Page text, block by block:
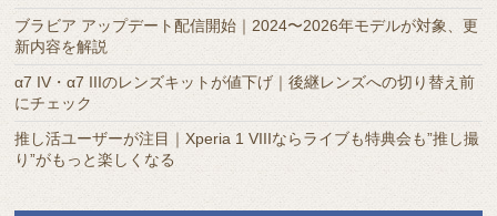
ブラビア アップデート配信開始｜2024〜2026年モデルが対象、更
新内容を解説
α7 IV・α7 IIIのレンズキットが値下げ｜後継レンズへの切り替え前
にチェック
推し活ユーザーが注目｜Xperia 1 VIIIならライブも特典会も”推し撮
り”がもっと楽しくなる